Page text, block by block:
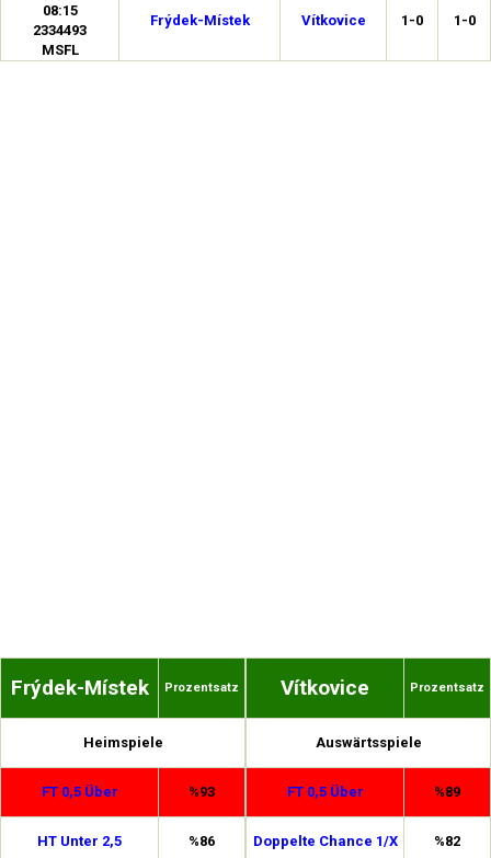
08:15
2334493
MSFL
Frýdek-Místek Vítkovice 1-0 1-0
Frýdek-Místek Prozentsatz
Heimspiele
FT 0,5 Über %93
HT Unter 2,5 %86
Vítkovice Prozentsatz
Auswärtsspiele
FT 0,5 Über %89
Doppelte Chance 1/X %82